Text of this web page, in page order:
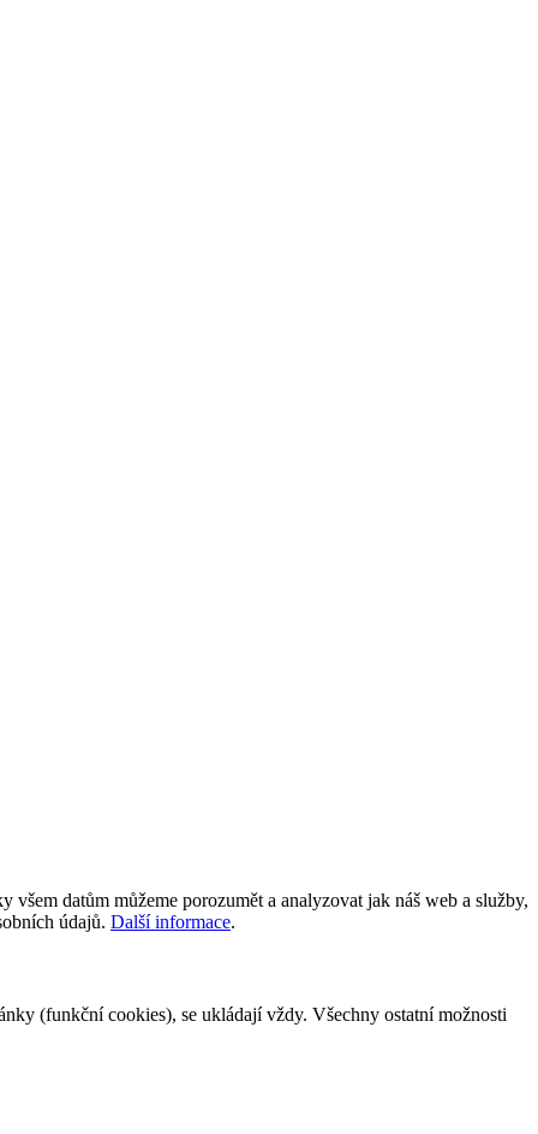
datům můžeme porozumět a analyzovat jak náš web a služby,
údajů. Další informace.
(funkční cookies), se ukládají vždy. Všechny ostatní možnosti